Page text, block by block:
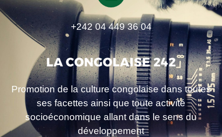
+242 04 449 36 04
Promotion de la culture congolaise dans toutes
ses facettes ainsi que toute activité
socioéconomique allant dans le sens du
développement